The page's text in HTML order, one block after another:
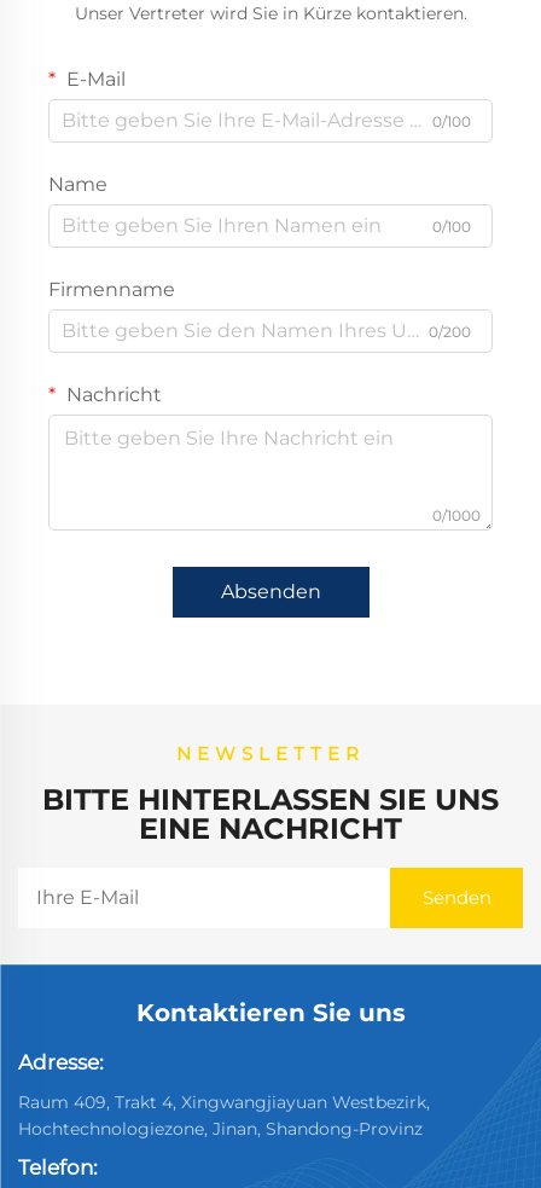
Unser Vertreter wird Sie in Kürze kontaktieren.
E-Mail
0/100
Name
0/100
Firmenname
0/200
Nachricht
0/1000
Absenden
NEWSLETTER
BITTE HINTERLASSEN SIE UNS
EINE NACHRICHT
Kontaktieren Sie uns
Adresse:
Raum 409, Trakt 4, Xingwangjiayuan Westbezirk,
Hochtechnologiezone, Jinan, Shandong-Provinz
Telefon: